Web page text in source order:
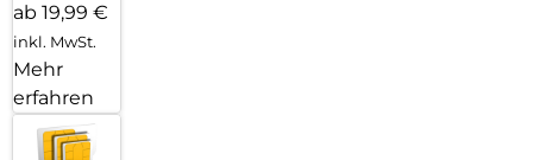
ab 19,99 €
inkl. MwSt.
Mehr
erfahren